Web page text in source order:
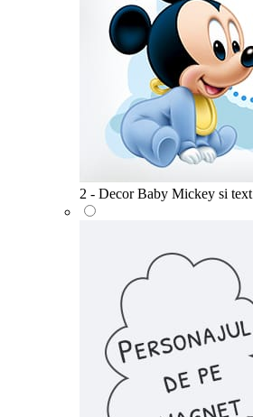
2 - Decor Baby Mickey si text